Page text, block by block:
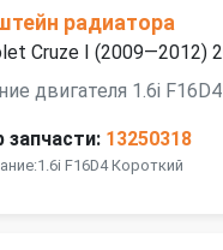
радиатора
Cruze I (2009—2012)
двигателя 1.6i F16D4
запчасти: 13250318
F16D4 Короткий